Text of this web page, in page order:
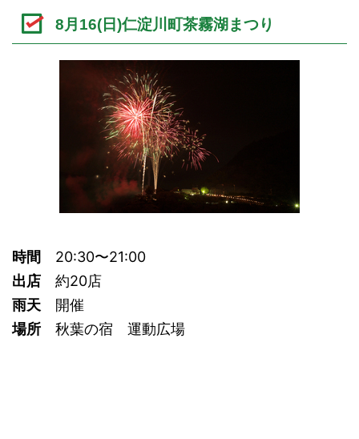
8月16(日)仁淀川町茶霧湖まつり
時間 20:30〜21:00
出店 約20店
雨天 開催
場所 秋葉の宿 運動広場